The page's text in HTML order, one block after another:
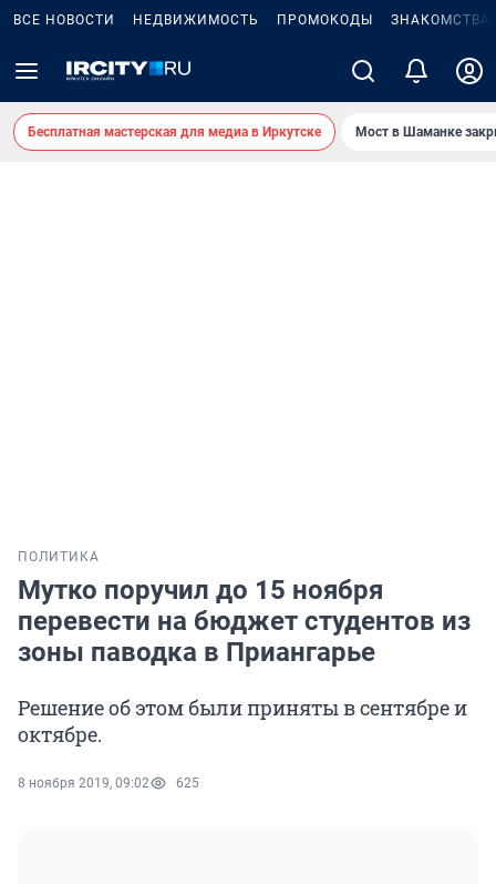
ВСЕ НОВОСТИ НЕДВИЖИМОСТЬ ПРОМОКОДЫ ЗНАКОМСТВА
Бесплатная мастерская для медиа в Иркутске Мост в Шаманке
ПОЛИТИКА
Мутко поручил до 15 ноября
перевести на бюджет студентов из
зоны паводка в Приангарье
Решение об этом были приняты в сентябре и
октябре.
8 ноября 2019, 09:02 625